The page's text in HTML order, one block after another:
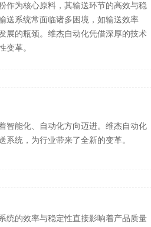
作为核心原料，其输送环节的高效与稳
送系统常面临诸多困境，如输送效率
展的瓶颈。维杰自动化凭借深厚的技术
变革。
智能化、自动化方向迈进。维杰自动化
统，为行业带来了全新的变革。
统的效率与稳定性直接影响着产品质量